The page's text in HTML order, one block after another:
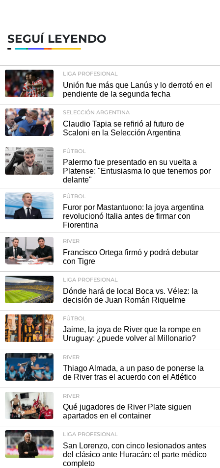
SEGUÍ LEYENDO
LIGA PROFESIONAL
Unión fue más que Lanús y lo derrotó en el
pendiente de la segunda fecha
SELECCIÓN ARGENTINA
Claudio Tapia se refirió al futuro de
Scaloni en la Selección Argentina
FÚTBOL
Palermo fue presentado en su vuelta a
Platense: "Entusiasma lo que tenemos por
delante"
FÚTBOL
Furor por Mastantuono: la joya argentina
revolucionó Italia antes de firmar con
Fiorentina
RIVER
Francisco Ortega firmó y podrá debutar
con Tigre
LIGA PROFESIONAL
Dónde hará de local Boca vs. Vélez: la
decisión de Juan Román Riquelme
FÚTBOL
Jaime, la joya de River que la rompe en
Uruguay: ¿puede volver al Millonario?
RIVER
Thiago Almada, a un paso de ponerse la
de River tras el acuerdo con el Atlético
RIVER
Qué jugadores de River Plate siguen
apartados en el container
LIGA PROFESIONAL
San Lorenzo, con cinco lesionados antes
del clásico ante Huracán: el parte médico
completo